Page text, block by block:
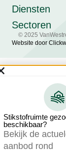
Diensten
Sectoren
Website door
© 2025
Stikstofruimte
beschikbaar?
Bekijk de
aanbod rond